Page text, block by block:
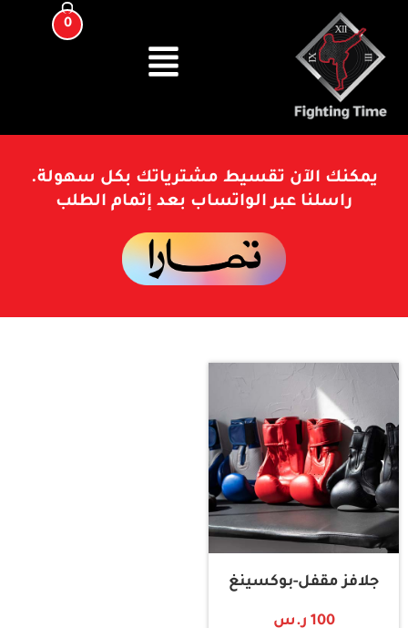
0
يمكنك الآن تقسيط مشترياتك بكل سهولة.
راسلنا عبر الواتساب بعد إتمام الطلب
جلافز مقفل-بوكسينغ
100 ر.س